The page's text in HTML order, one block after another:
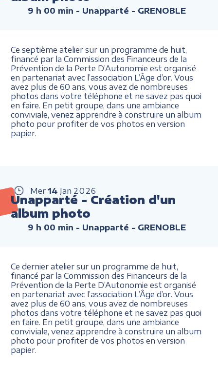
9 h 00 min - Unapparté - GRENOBLE
Ce septième atelier sur un programme de huit,
financé par la Commission des Financeurs de la
Prévention de la Perte D’Autonomie est organisé
en partenariat avec l’association L’Âge d’or. Vous
avez plus de 60 ans, vous avez de nombreuses
photos dans votre téléphone et ne savez pas quoi
en faire. En petit groupe, dans une ambiance
conviviale, venez apprendre à construire un album
photo pour profiter de vos photos en version
papier.
Mer 14 Jan 2026
Unapparté - Création d'un
album photo
9 h 00 min - Unapparté - GRENOBLE
Ce dernier atelier sur un programme de huit,
financé par la Commission des Financeurs de la
Prévention de la Perte D’Autonomie est organisé
en partenariat avec l’association L’Âge d’or. Vous
avez plus de 60 ans, vous avez de nombreuses
photos dans votre téléphone et ne savez pas quoi
en faire. En petit groupe, dans une ambiance
conviviale, venez apprendre à construire un album
photo pour profiter de vos photos en version
papier.